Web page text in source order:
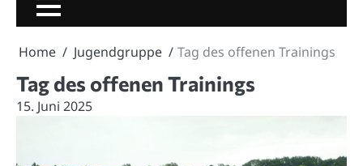
Home Jugendgruppe Tag des offenen Trainings
Tag des offenen Trainings
15. Juni 2025